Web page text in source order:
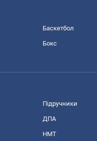
Баскетбол
Бокс
Підручники
ДПА
НМТ